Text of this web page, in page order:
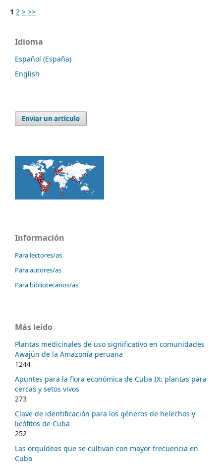
1 2 > >>
Idioma
Español (España)
English
Enviar un artículo
Información
Para lectores/as
Para autores/as
Para bibliotecarios/as
Más leído
Plantas medicinales de uso significativo en comunidades
Awajún de la Amazonía peruana
1244
Apuntes para la flora económica de Cuba IX: plantas para
cercas y setos vivos
273
Clave de identificación para los géneros de helechos y
licófitos de Cuba
252
Las orquídeas que se cultivan con mayor frecuencia en
Cuba